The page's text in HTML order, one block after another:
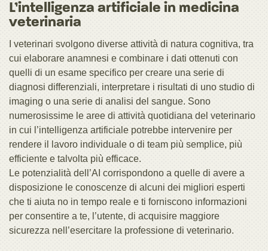
L’intelligenza artificiale in medicina
veterinaria
I veterinari svolgono diverse attività di natura cognitiva, tra
cui elaborare anamnesi e combinare i dati ottenuti con
quelli di un esame specifico per creare una serie di
diagnosi differenziali, interpretare i risultati di uno studio di
imaging o una serie di analisi del sangue. Sono
numerosissime le aree di attività quotidiana del veterinario
in cui l’intelligenza artificiale potrebbe intervenire per
rendere il lavoro individuale o di team più semplice, più
efficiente e talvolta più efficace.
Le potenzialità dell’AI corrispondono a quelle di avere a
disposizione le conoscenze di alcuni dei migliori esperti
che ti aiuta no in tempo reale e ti forniscono informazioni
per consentire a te, l’utente, di acquisire maggiore
sicurezza nell’esercitare la professione di veterinario.